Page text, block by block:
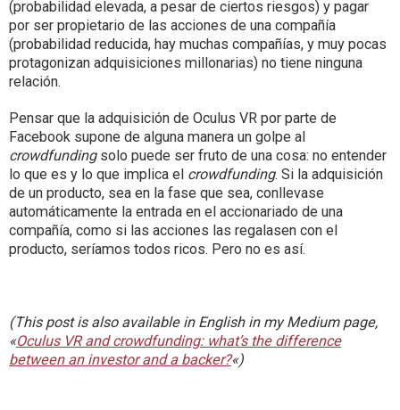
(probabilidad elevada, a pesar de ciertos riesgos) y pagar
por ser propietario de las acciones de una compañía
(probabilidad reducida, hay muchas compañías, y muy pocas
protagonizan adquisiciones millonarias) no tiene ninguna
relación.
Pensar que la adquisición de Oculus VR por parte de
Facebook supone de alguna manera un golpe al
crowdfundingsolo puede ser fruto de una cosa: no entender
lo que es y lo que implica el crowdfunding. Si la adquisición
de un producto, sea en la fase que sea, conllevase
automáticamente la entrada en el accionariado de una
compañía, como si las acciones las regalasen con el
producto, seríamos todos ricos. Pero no es así.
(This post is also available in English in my Medium page,
«Oculus VR and crowdfunding: what’s the difference
between an investor and a backer?«)